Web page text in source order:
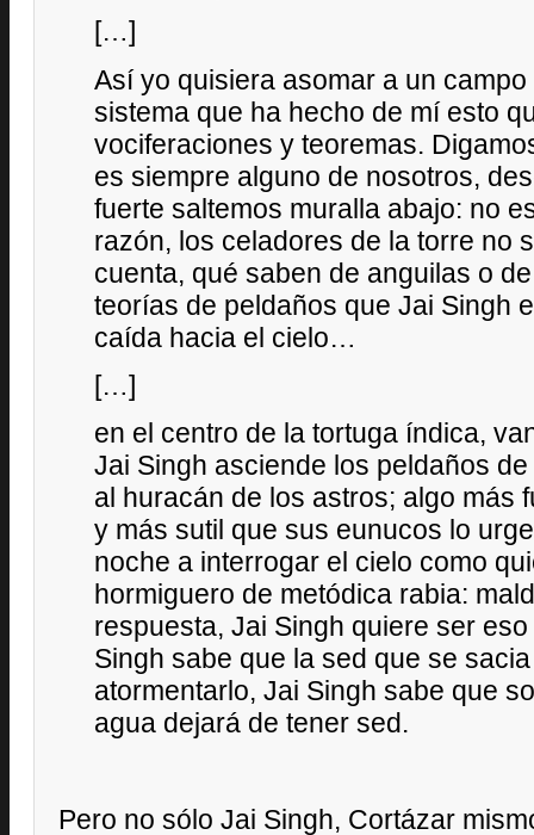
[…]
Así yo quisiera asomar a un
sistema que ha hecho de mí esto
vociferaciones y teoremas.
es siempre alguno de nosotros,
fuerte saltemos muralla abajo: no
razón, los celadores de la torre no
cuenta, qué saben de anguilas o
teorías de peldaños que Jai Singh
caída hacia el cielo…
[…]
en el centro de la tortuga índica,
Jai Singh asciende los peldaños
al huracán de los astros; algo más
y más sutil que sus eunucos lo
noche a interrogar el cielo como
hormiguero de metódica rabia:
respuesta, Jai Singh quiere ser
Singh sabe que la sed que se
atormentarlo, Jai Singh sabe que
agua dejará de tener sed.
Pero no sólo Jai Singh, Cortázar